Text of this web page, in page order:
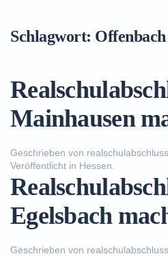
Schlagwort: Offenbach
Mainhausen
Geschrieben von realschulabschluss
Veröffentlicht in Hessen
Egelsbach
Geschrieben von realschulabschluss